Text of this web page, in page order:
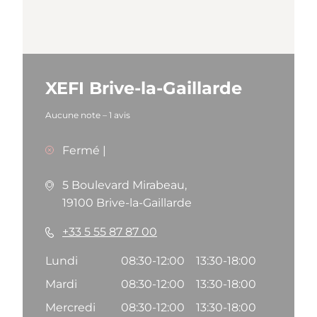
XEFI Brive-la-Gaillarde
Aucune note – 1 avis
Fermé |
5 Boulevard Mirabeau,
19100 Brive-la-Gaillarde
+33 5 55 87 87 00
Lundi 08:30-12:00
13:30-18:00
Mardi
08:30-12:00
13:30-18:00
Mercredi
08:30-12:00 13:30-18:00